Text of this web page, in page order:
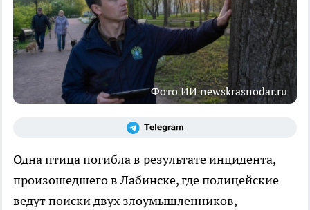
Фото ИИ newskrasnodar.ru
Одна птица погибла в результате инцидента,
произошедшего в Лабинске, где полицейские
ведут поиски двух злоумышленников,